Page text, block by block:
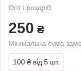
Опт і роздріб
250 ₴
Мінімальна сума
100 ₴ від 5 шт.